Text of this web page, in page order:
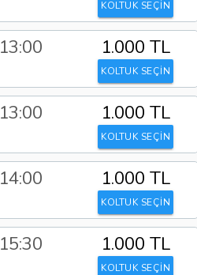
KOLTUK SEÇİN
13:00 1.000 TL
KOLTUK SEÇİN
13:00 1.000 TL
KOLTUK SEÇİN
14:00 1.000 TL
KOLTUK SEÇİN
15:30 1.000 TL
KOLTUK SEÇİN